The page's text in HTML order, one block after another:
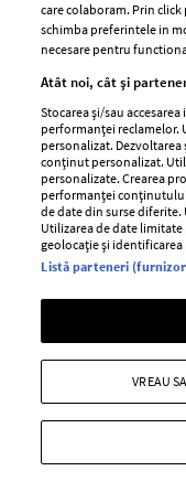
rezidența în Las Vegas.
confruntă artista
care colaboram. Prin click
schimba preferintele in
necesare pentru
Atât noi, cât și
Stocarea și/sau
performanței
personalizat.
conținut personalizat.
personalizate. Crearea
performanței
de date din surse
Utilizarea de date
geolocație și
Listă parteneri
VREAU